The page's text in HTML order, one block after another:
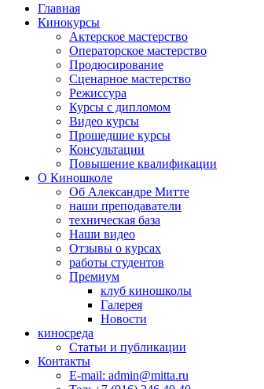
Главная
Кинокурсы
Актерское мастерство
Операторское мастерство
Продюсирование
Сценарное мастерство
Режиссура
Курсы с дипломом
Видео курсы
Прошедшие курсы
Консультации
Повышение квалификации
О Киношколе
Об Александре Митте
наши преподаватели
техническая база
Наши видео
Отзывы о курсах
работы студентов
Премиум
клуб киношколы
Галерея
Новости
киносреда
Статьи и публикации
Контакты
E-mail: admin@mitta.ru